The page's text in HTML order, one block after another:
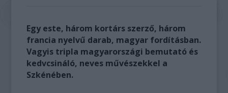
Egy este, három kortárs szerző, három
francia nyelvű darab, magyar fordításban.
Vagyis tripla magyarországi bemutató és
kedvcsináló, neves művészekkel a
Szkénében.